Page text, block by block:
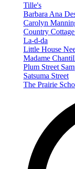
Tille's
Barbara Ana
Carolyn
Country
La-d-da
Little House
Madame
Plum Street
Satsuma Street
The Prairie